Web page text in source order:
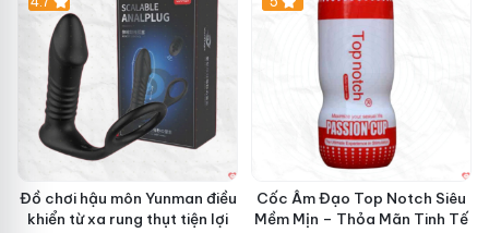
Đồ chơi hậu môn Yunman điều
khiển từ xa rung thụt tiện lợi
Cốc Âm Đạo Top Notch Siêu
Mềm Mịn – Thỏa Mãn Tinh Tế